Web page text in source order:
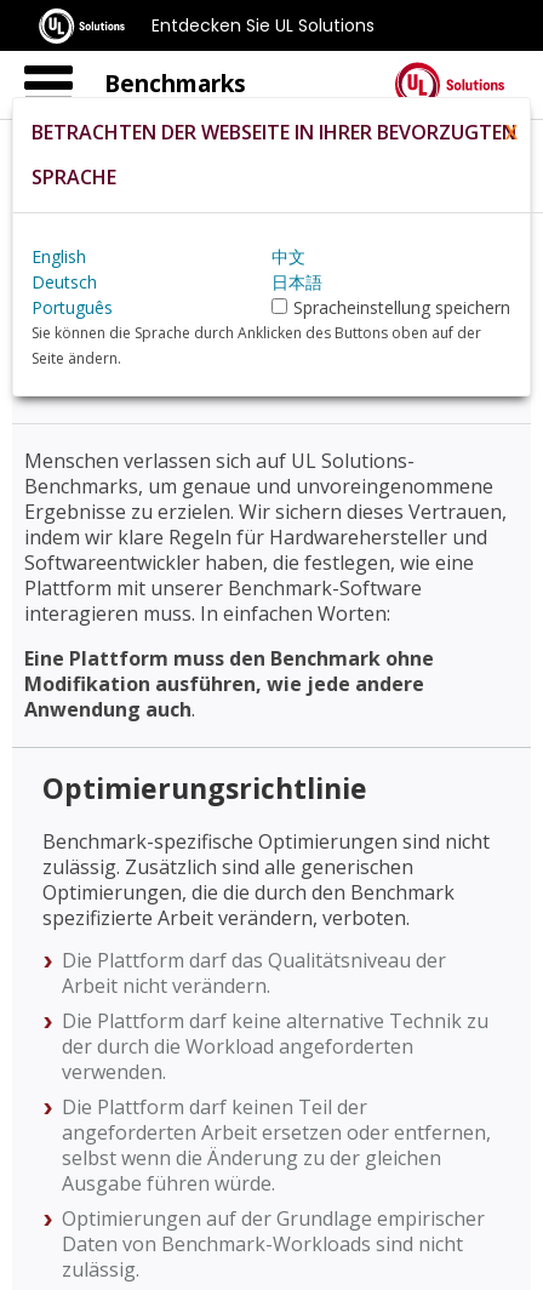
Entdecken Sie UL Solutions
Benchmarks
Home De
Benchmark-Regelwerke
und Richtlinien
Menschen verlassen sich auf UL Solutions-
Benchmarks, um genaue und unvoreingenommene
Ergebnisse zu erzielen. Wir sichern dieses Vertrauen,
indem wir klare Regeln für Hardwarehersteller und
Softwareentwickler haben, die festlegen, wie eine
Plattform mit unserer Benchmark-Software
interagieren muss. In einfachen Worten:
Eine Plattform muss den Benchmark ohne
Modifikation ausführen, wie jede andere
Anwendung auch.
Optimierungsrichtlinie
Benchmark-spezifische Optimierungen sind nicht
zulässig. Zusätzlich sind alle generischen
Optimierungen, die die durch den Benchmark
spezifizierte Arbeit verändern, verboten.
Die Plattform darf das Qualitätsniveau der
Arbeit nicht verändern.
Die Plattform darf keine alternative Technik zu
der durch die Workload angeforderten
verwenden.
Die Plattform darf keinen Teil der
angeforderten Arbeit ersetzen oder entfernen,
selbst wenn die Änderung zu der gleichen
Ausgabe führen würde.
Optimierungen auf der Grundlage empirischer
Daten von Benchmark-Workloads sind nicht
zulässig.
BETRACHTEN DER WEBSEITE IN IHRER BEVORZUGTEN
SPRACHE
X
English
中文
Deutsch
日本語
Português
Spracheinstellung speichern
Sie können die Sprache durch Anklicken des Buttons oben auf der
Seite ändern.